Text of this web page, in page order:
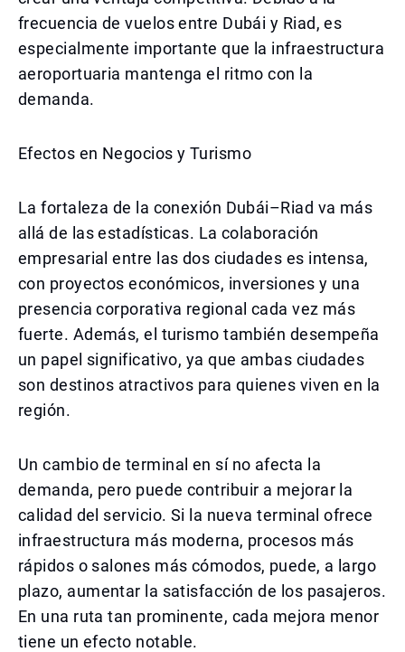
frecuencia de vuelos entre Dubái y Riad, es
especialmente importante que la infraestructura
aeroportuaria mantenga el ritmo con la
demanda.
Efectos en Negocios y Turismo
La fortaleza de la conexión Dubái–Riad va más
allá de las estadísticas. La colaboración
empresarial entre las dos ciudades es intensa,
con proyectos económicos, inversiones y una
presencia corporativa regional cada vez más
fuerte. Además, el turismo también desempeña
un papel significativo, ya que ambas ciudades
son destinos atractivos para quienes viven en la
región.
Un cambio de terminal en sí no afecta la
demanda, pero puede contribuir a mejorar la
calidad del servicio. Si la nueva terminal ofrece
infraestructura más moderna, procesos más
rápidos o salones más cómodos, puede, a largo
plazo, aumentar la satisfacción de los pasajeros.
En una ruta tan prominente, cada mejora menor
tiene un efecto notable.